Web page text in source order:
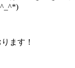
ます！